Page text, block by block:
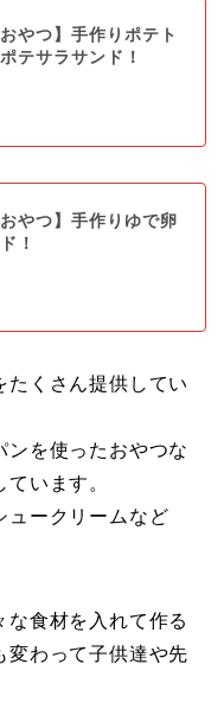
おやつ】手作りポテト
テサラサンド！
おやつ】手作りゆで卵
！
たくさん提供してい
ンを使ったおやつな
います。
ュークリームなど
な食材を入れて作る
変わって子供達や先